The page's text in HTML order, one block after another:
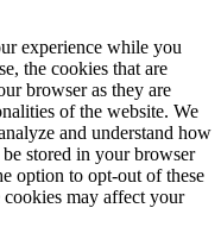
experience while you
the cookies that are
browser as they are
of the website. We
and understand how
stored in your browser
option to opt-out of these
may affect your